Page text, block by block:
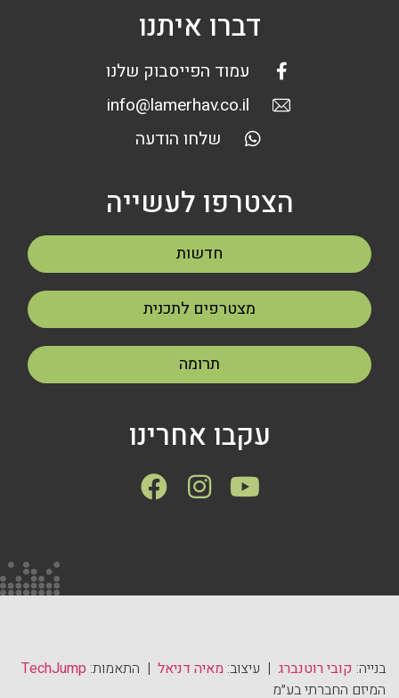
דברו איתנו
עמוד הפייסבוק שלנו
info@lamerhav.co.il
שלחו הודעה
הצטרפו לעשייה
חדשות
מצטרפים לתכנית
תרומה
עקבו אחרינו
בנייה: קובי רוטנברג | עיצוב: מאיה דניאל | התאמות: TechJump
המיזם החברתי בע״מ